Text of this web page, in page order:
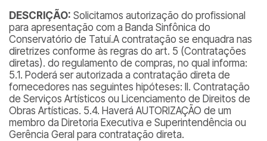
DESCRIÇÃO: Solicitamos autorização do profissional
para apresentação com a Banda Sinfônica do
Conservatório de Tatuí.A contratação se enquadra nas
diretrizes conforme às regras do art. 5 (Contratações
diretas). do regulamento de compras, no qual informa:
5.1. Poderá ser autorizada a contratação direta de
fornecedores nas seguintes hipóteses: II. Contratação
de Serviços Artísticos ou Licenciamento de Direitos de
Obras Artísticas. 5.4. Haverá AUTORIZAÇÃO de um
membro da Diretoria Executiva e Superintendência ou
Gerência Geral para contratação direta.